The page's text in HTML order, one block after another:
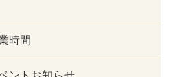
時間